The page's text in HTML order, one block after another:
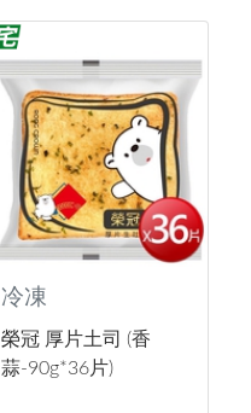
冷凍
榮冠 厚片土司 (香
蒜-90g*36片)